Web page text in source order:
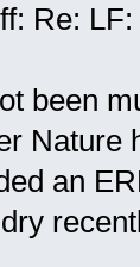
Re:
been
Nature
an